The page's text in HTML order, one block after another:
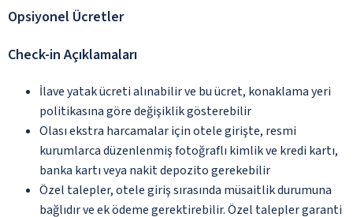
Opsiyonel Ücretler
Check-in Açıklamaları
İlave yatak ücreti alınabilir ve bu ücret, konaklama yeri
politikasına göre değişiklik gösterebilir
Olası ekstra harcamalar için otele girişte, resmi
kurumlarca düzenlenmiş fotoğraflı kimlik ve kredi kartı,
banka kartı veya nakit depozito gerekebilir
Özel talepler, otele giriş sırasında müsaitlik durumuna
bağlıdır ve ek ödeme gerektirebilir. Özel talepler garanti